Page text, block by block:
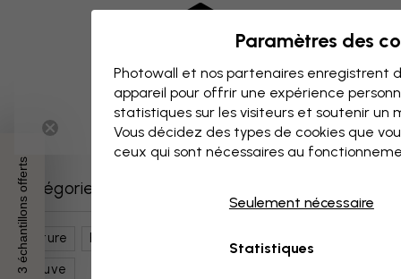
Catégories similaires
Nature Fleurs
Mauve
3 échantillons offerts
Paramètres des
Photowall et nos partenaires enregistrent
appareil pour offrir une expérience
statistiques sur les visiteurs et soutenir un
Vous décidez des types de cookies que
ceux qui sont nécessaires au
Seulement nécessaire
Statistiques